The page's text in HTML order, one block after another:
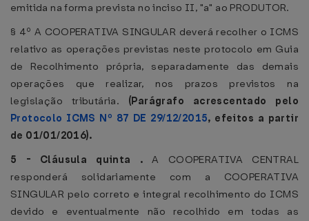
emitida na forma prevista no inciso II, "a" ao PRODUTOR.
§ 4º A COOPERATIVA SINGULAR deverá recolher o ICMS
relativo as operações previstas neste protocolo em Guia
de Recolhimento própria, separadamente das demais
operações que realizar, nos prazos previstos na
legislação tributária. (Parágrafo acrescentado pelo
Protocolo ICMS Nº 87 DE 29/12/2015, efeitos a partir
de 01/01/2016).
5 - Cláusula quinta . A COOPERATIVA CENTRAL
responderá solidariamente com a COOPERATIVA
SINGULAR pelo correto e integral recolhimento do ICMS
devido e eventualmente não recolhido em todas as